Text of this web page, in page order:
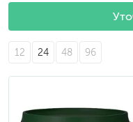
12 24 48 96